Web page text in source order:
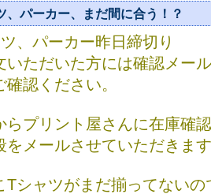
、パーカー、まだ間に合う！？
、パーカー昨日締切り
いただいた方には確認メー
確認ください。
らプリント屋さんに在庫確
をメールさせていただきま
Tシャツがまだ揃ってないの